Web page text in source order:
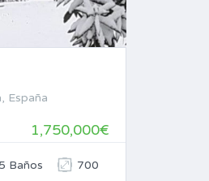
España
1,750,000€
5 Baños 700